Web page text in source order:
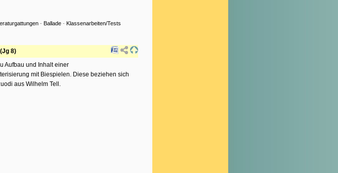
- Ballade - Klassenarbeiten/Tests
8)
Aufbau und Inhalt einer
mit Biespielen. Diese beziehen sich
aus Wilhelm Tell.